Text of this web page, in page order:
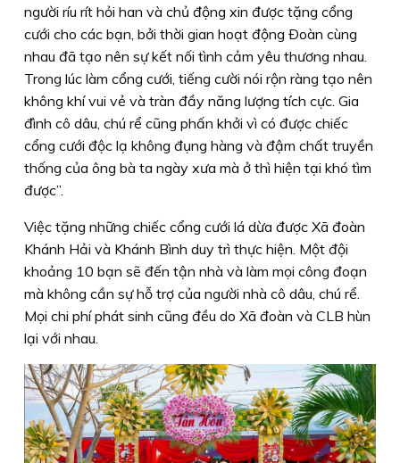
người ríu rít hỏi han và chủ động xin được tặng cổng
cưới cho các bạn, bởi thời gian hoạt động Ðoàn cùng
nhau đã tạo nên sự kết nối tình cảm yêu thương nhau.
Trong lúc làm cổng cưới, tiếng cười nói rộn ràng tạo nên
không khí vui vẻ và tràn đầy năng lượng tích cực. Gia
đình cô dâu, chú rể cũng phấn khởi vì có được chiếc
cổng cưới độc lạ không đụng hàng và đậm chất truyền
thống của ông bà ta ngày xưa mà ở thì hiện tại khó tìm
được”.
Việc tặng những chiếc cổng cưới lá dừa được Xã đoàn
Khánh Hải và Khánh Bình duy trì thực hiện. Một đội
khoảng 10 bạn sẽ đến tận nhà và làm mọi công đoạn
mà không cần sự hỗ trợ của người nhà cô dâu, chú rể.
Mọi chi phí phát sinh cũng đều do Xã đoàn và CLB hùn
lại với nhau.